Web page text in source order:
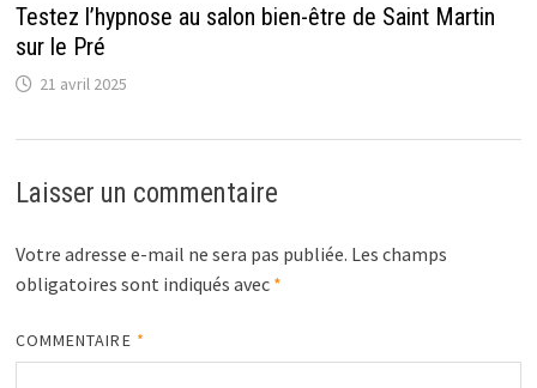
Testez l’hypnose au salon bien-être de Saint Martin
sur le Pré
21 avril 2025
Laisser un commentaire
Votre adresse e-mail ne sera pas publiée. Les champs
obligatoires sont indiqués avec *
COMMENTAIRE *